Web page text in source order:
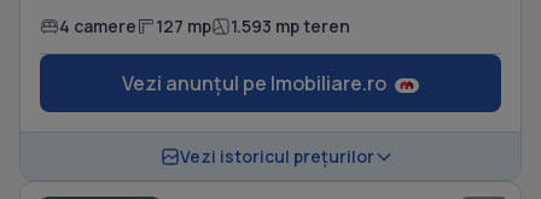
4 camere 127 mp 1.593 mp teren
Vezi anunțul pe Imobiliare.ro
Vezi istoricul prețurilor